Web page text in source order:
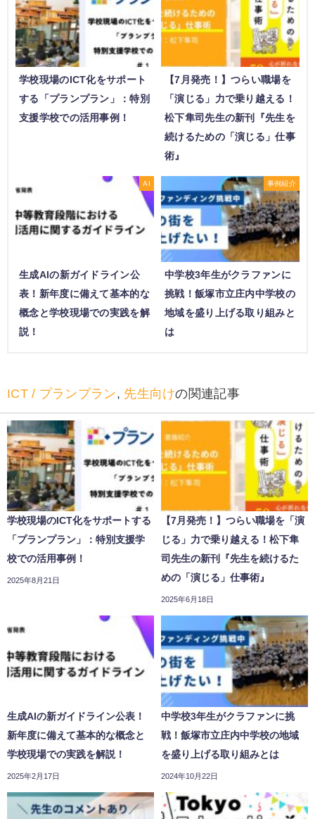
学校現場のICT化をサポート
する「プランプラン」：特別
支援学校での活用事例！
【7月発売！】つらい職場を
「演じる」力で乗り越える！
松下隼司先生の新刊『先生を
続けるための「演じる」仕事
術』
AI
生成AIの新ガイドライン公
表！新年度に備えて基本的な
概念と学校現場での実践を解
説！
事例紹介
中学校3年生がクラファンに
挑戦！飯塚市立庄内中学校の
地域を盛り上げる取り組みと
は
ICT / プランプラン, 先生向けの関連記事
学校現場のICT化をサポートする
「プランプラン」：特別支援学
校での活用事例！
2025年8月21日
【7月発売！】つらい職場を「演
じる」力で乗り越える！松下隼
司先生の新刊『先生を続けるた
めの「演じる」仕事術』
2025年6月18日
生成AIの新ガイドライン公表！
新年度に備えて基本的な概念と
学校現場での実践を解説！
2025年2月17日
中学校3年生がクラファンに挑
戦！飯塚市立庄内中学校の地域
を盛り上げる取り組みとは
2024年10月22日